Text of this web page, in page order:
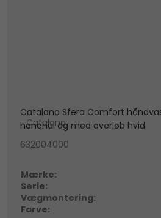
Catalano Sfera Comfort
hanehul og med overløb hvid
Catalano
632004000
Mærke:
Serie:
Vægmontering:
Farve: